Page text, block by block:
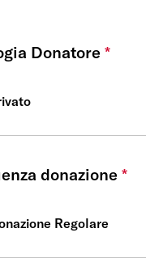
Donatore *
donazione *
Regolare